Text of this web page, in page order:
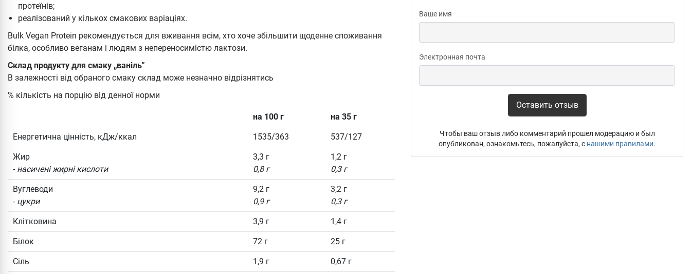
протеїнів;
реалізований у кількох смакових варіаціях.
Bulk Vegan Protein рекомендується для вживання всім, хто хоче збільшити щоденне споживання
білка, особливо веганам і людям з непереносимістю лактози.
Склад продукту для смаку „ваніль”
В залежності від обраного смаку склад може незначно відрізнятись
% кількість на порцію від денної норми
на 100 г на 35 г
Енергетична цінність, кДж/ккал 1535/363 537/127
Жир
-насичені жирні кислоти
3,3 г
0,8 г
1,2 г
0,3 г
Вуглеводи
- цукри
9,2 г
0,9 г
3,2 г
0,3 г
Клітковина 3,9 г 1,4 г
Білок 72 г 25 г
Сіль 1,9 г 0,67 г
Ваше имя
Электронная почта
Оставить отзыв
Чтобы ваш отзыв либо комментарий прошел модерацию и был
опубликован, ознакомьтесь, пожалуйста, с нашими правилами.